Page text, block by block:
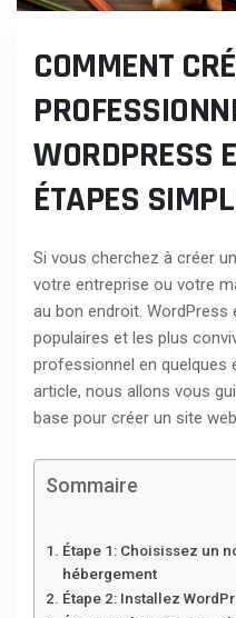
COMMENT
WORDPRESS
ÉTAPES
Si vous cherchez à créer
votre entreprise ou votre
au bon endroit. WordPress
populaires et les plus
professionnel en quelques
article, nous allons vous
base pour créer un site
Sommaire
Étape 1: Choisissez un
hébergement
Étape 2: Installez